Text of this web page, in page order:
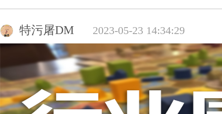
特污屠DM 2023-05-23 14:34:29